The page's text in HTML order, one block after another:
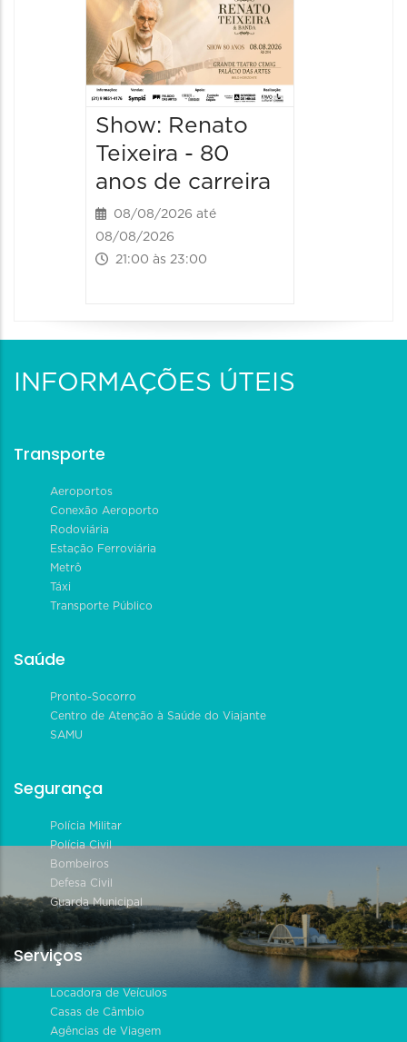
Show: Renato
Teixeira - 80
anos de carreira
08/08/2026 até
08/08/2026
21:00 às 23:00
INFORMAÇÕES ÚTEIS
Transporte
Aeroportos
Conexão Aeroporto
Rodoviária
Estação Ferroviária
Metrô
Táxi
Transporte Público
Saúde
Pronto-Socorro
Centro de Atenção à Saúde do Viajante
SAMU
Segurança
Polícia Militar
Polícia Civil
Bombeiros
Defesa Civil
Guarda Municipal
Serviços
Locadora de Veículos
Casas de Câmbio
Agências de Viagem